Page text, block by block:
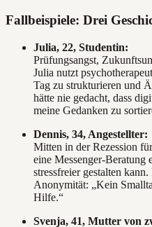
Fallbeispiele: Drei
Julia, 22, Studentin:
Prüfungsangst,
Julia nutzt
Tag zu strukturieren und
hätte nie gedacht, dass
meine Gedanken zu
Dennis, 34, Angestellter:
Mitten in der Rezession
eine Messenger-Beratung
stressfreier gestalten
Anonymität: „Kein
Hilfe.“
Svenja, 41, Mutter von